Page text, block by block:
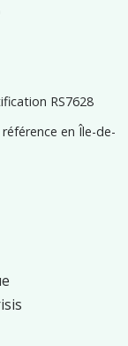
RS7628
en Île-de-